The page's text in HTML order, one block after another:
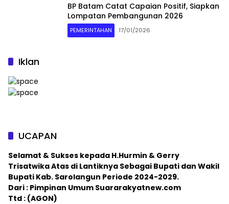
BP Batam Catat Capaian Positif, Siapkan
Lompatan Pembangunan 2026
PEMERINTAHAN 17/01/2026
Iklan
UCAPAN
Selamat & Sukses kepada H.Hurmin & Gerry
Trisatwika Atas di Lantiknya Sebagai Bupati dan Wakil
Bupati Kab. Sarolangun Periode 2024-2029.
Dari : Pimpinan Umum Suararakyatnew.com
Ttd : (AGON)